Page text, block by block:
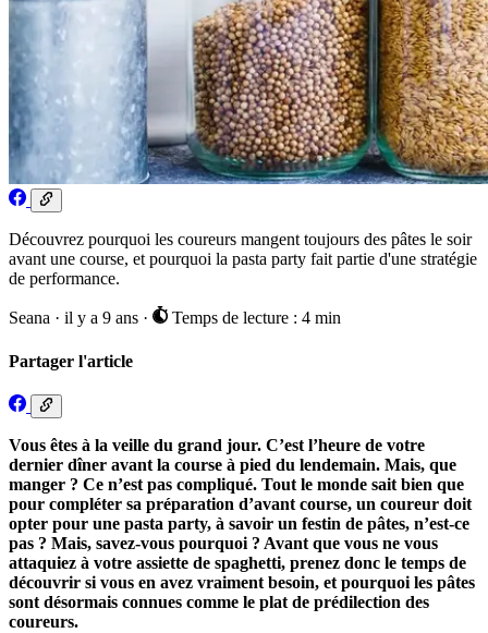
Découvrez pourquoi les coureurs mangent toujours des pâtes le soir
avant une course, et pourquoi la pasta party fait partie d'une stratégie
de performance.
Seana · il y a 9 ans · Temps de lecture : 4 min
Partager l'article
Vous êtes à la veille du grand jour. C’est l’heure de votre
dernier dîner avant la course à pied du lendemain. Mais, que
manger ? Ce n’est pas compliqué. Tout le monde sait bien que
pour compléter sa préparation d’avant course, un coureur doit
opter pour une pasta party, à savoir un festin de pâtes, n’est-ce
pas ? Mais, savez-vous pourquoi ? Avant que vous ne vous
attaquiez à votre assiette de spaghetti, prenez donc le temps de
découvrir si vous en avez vraiment besoin, et pourquoi les pâtes
sont désormais connues comme le plat de prédilection des
coureurs.